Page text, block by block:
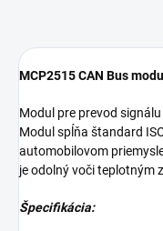
MCP2515 CAN Bus
Modul pre prevod
Modul spĺňa štandard
automobilovom
je odolný voči teplotným
Špecifikácia: